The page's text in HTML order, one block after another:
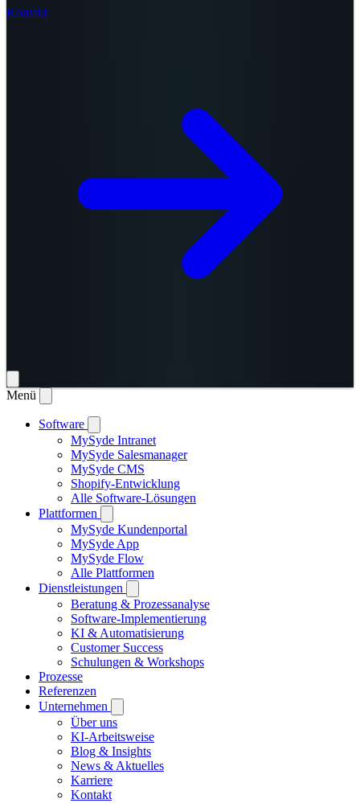
Kontakt
Menü
Software
MySyde Intranet
MySyde Salesmanager
MySyde CMS
Shopify-Entwicklung
Alle Software-Lösungen
Plattformen
MySyde Kundenportal
MySyde App
MySyde Flow
Alle Plattformen
Dienstleistungen
Beratung & Prozessanalyse
Software-Implementierung
KI & Automatisierung
Customer Success
Schulungen & Workshops
Prozesse
Referenzen
Unternehmen
Über uns
KI-Arbeitsweise
Blog & Insights
News & Aktuelles
Karriere
Kontakt